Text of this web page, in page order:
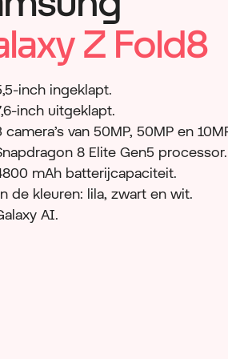
Z Fold8
inch ingeklapt.
inch uitgeklapt.
camera’s van 50MP, 50MP en
8 Elite Gen5 processor.
mAh batterijcapaciteit.
de kleuren: lila, zwart en wit.
AI.